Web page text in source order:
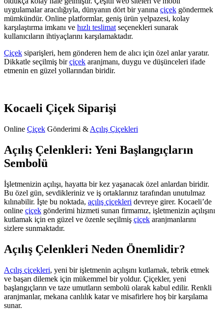
uygulamalar aracılığıyla, dünyanın dört bir yanına çiçek göndermek
mümkündür. Online platformlar, geniş ürün yelpazesi, kolay
karşılaştırma imkanı ve hızlı teslimat seçenekleri sunarak
kullanıcıların ihtiyaçlarını karşılamaktadır.
Çiçek siparişleri, hem gönderen hem de alıcı için özel anlar yaratır.
Dikkatle seçilmiş birçiçek aranjmanı, duygu ve düşünceleri ifade
etmenin en güzel yollarından biridir.
Kocaeli Çiçek Siparişi
Online Çiçek Gönderimi & Açılış Çiçekleri
Açılış Çelenkleri: Yeni Başlangıçların
Sembolü
İşletmenizin açılışı, hayatta bir kez yaşanacak özel anlardan biridir.
Bu özel gün, sevdikleriniz ve iş ortaklarınız tarafından unutulmaz
kılınabilir. İşte bu noktada, açılış çiçekleri devreye girer. Kocaeli’de
online çiçek gönderimi hizmeti sunan firmamız, işletmenizin açılışını
kutlamak için en güzel ve özenle seçilmiş çiçek aranjmanlarını
sizlere sunmaktadır.
Açılış Çelenkleri Neden Önemlidir?
Açılış çiçekleri, yeni bir işletmenin açılışını kutlamak, tebrik etmek
ve başarı dilemek için mükemmel bir yoldur. Çiçekler, yeni
başlangıçların ve taze umutların sembolü olarak kabul edilir. Renkli
aranjmanlar, mekana canlılık katar ve misafirlere hoş bir karşılama
sunar.